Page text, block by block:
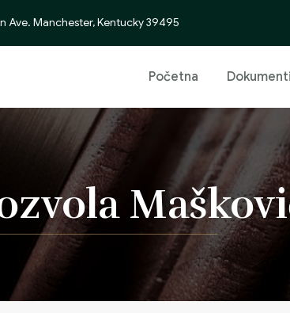
Ave. Manchester, Kentucky 39495
Početna Dokumenti